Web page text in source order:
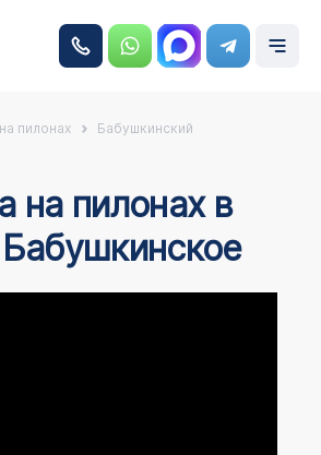
пилонах Бабушкинский
на пилонах в